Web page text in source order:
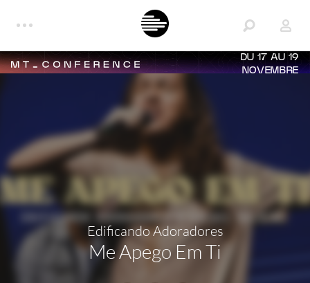
DU 17 AU 19
NOVEMBRE
Edificando Adoradores
Me Apego Em Ti